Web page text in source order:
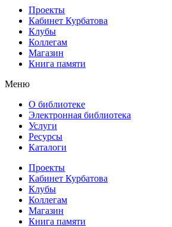
Проекты
Кабинет Курбатова
Клубы
Коллегам
Магазин
Книга памяти
Меню
О библиотеке
Электронная библиотека
Услуги
Ресурсы
Каталоги
Проекты
Кабинет Курбатова
Клубы
Коллегам
Магазин
Книга памяти